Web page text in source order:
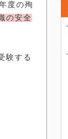
度の殉
の安全
験する